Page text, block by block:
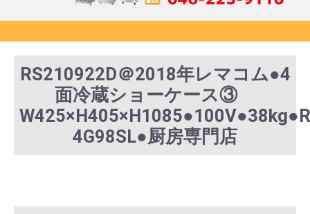
RS210922D＠2018年レマコム●4
面冷蔵ショーケース③
4G98SL●厨房専門店